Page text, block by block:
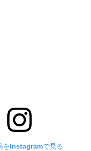
をInstagramで見る